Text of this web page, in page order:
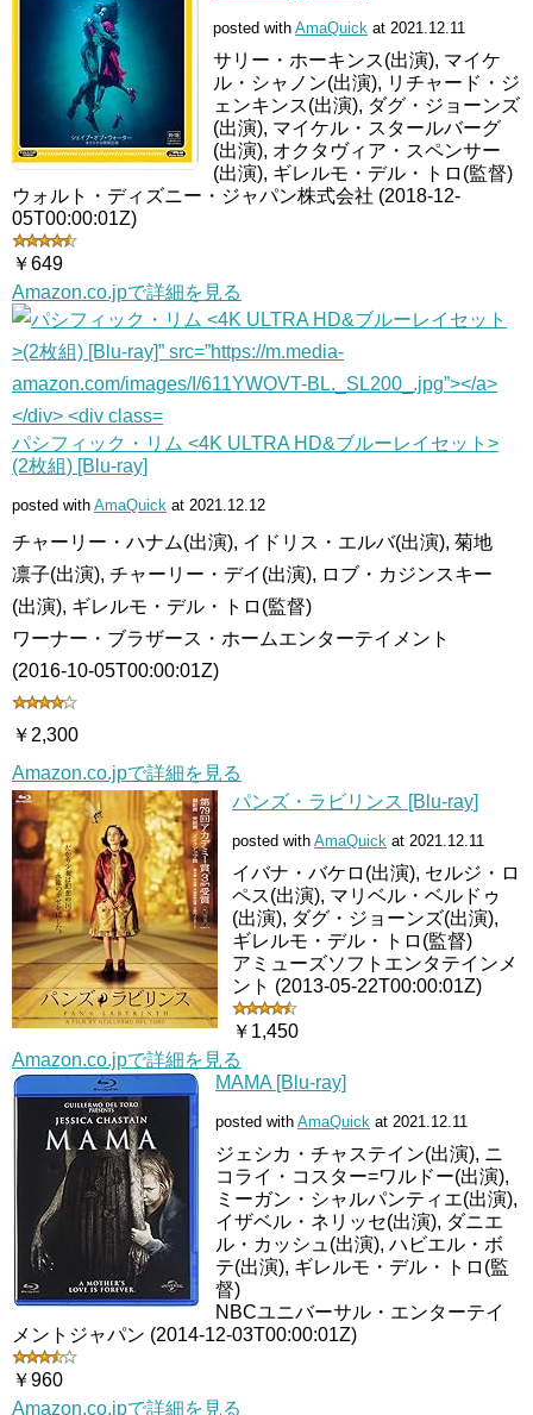
posted with AmaQuick at 2021.12.11
サリー・ホーキンス(出演), マイケ
ル・シャノン(出演), リチャード・ジ
ェンキンス(出演), ダグ・ジョーンズ
(出演), マイケル・スタールバーグ
(出演), オクタヴィア・スペンサー
(出演), ギレルモ・デル・トロ(監督)
ウォルト・ディズニー・ジャパン株式会社 (2018-12-
05T00:00:01Z)
￥649
Amazon.co.jpで詳細を見る
パシフィック・リム <4K ULTRA HD&ブルーレイセット>
(2枚組) [Blu-ray]
posted with AmaQuick at 2021.12.12
チャーリー・ハナム(出演), イドリス・エルバ(出演), 菊地
凛子(出演), チャーリー・デイ(出演), ロブ・カジンスキー
(出演), ギレルモ・デル・トロ(監督)
ワーナー・ブラザース・ホームエンターテイメント
(2016-10-05T00:00:01Z)
￥2,300
Amazon.co.jpで詳細を見る
パンズ・ラビリンス [Blu-ray]
posted with AmaQuick at 2021.12.11
イバナ・バケロ(出演), セルジ・ロ
ペス(出演), マリベル・ベルドゥ
(出演), ダグ・ジョーンズ(出演),
ギレルモ・デル・トロ(監督)
アミューズソフトエンタテインメ
ント (2013-05-22T00:00:01Z)
￥1,450
Amazon.co.jpで詳細を見る
MAMA [Blu-ray]
posted with AmaQuick at 2021.12.11
ジェシカ・チャステイン(出演), ニ
コライ・コスター=ワルドー(出演),
ミーガン・シャルパンティエ(出演),
イザベル・ネリッセ(出演), ダニエ
ル・カッシュ(出演), ハビエル・ボ
テ(出演), ギレルモ・デル・トロ(監
督)
NBCユニバーサル・エンターテイ
メントジャパン (2014-12-03T00:00:01Z)
￥960
Amazon.co.jpで詳細を見る